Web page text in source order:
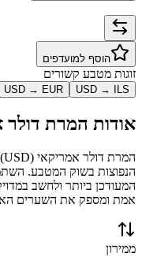
הוסף למועדפים
זוגות מטבע קשורים
USD → ILS
USD → EUR
אודות המרת דולר
המרת דולר אמריקאי (
USD
הנפוצות בשוק המטבע.
המעודכן ביותר ולחשב
אמת ומספק את השערים
ממירון